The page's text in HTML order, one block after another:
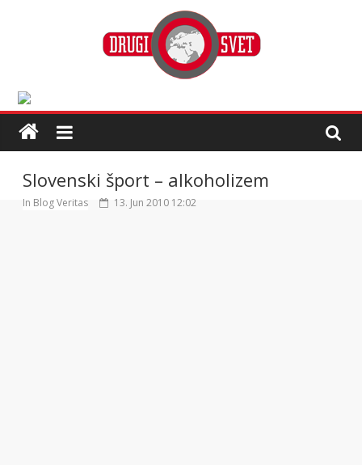
Slovenski šport – alkoholizem
In Blog Veritas 13. Jun 2010 12:02